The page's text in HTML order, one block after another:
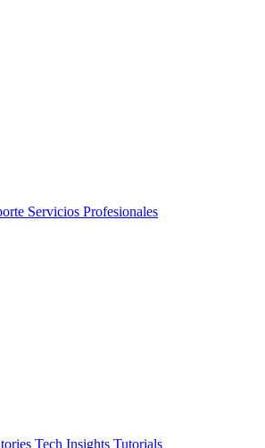
Servicios Profesionales
Tech Insights Tutorials